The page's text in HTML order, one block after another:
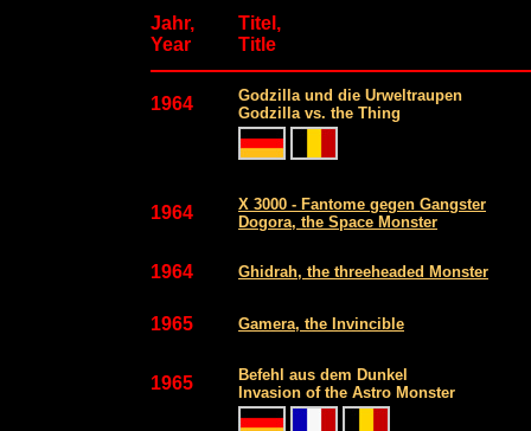
Jahr,
Year
Titel,
Title
1964
Godzilla und die Urweltraupen
Godzilla vs. the Thing
1964
X 3000 - Fantome gegen Gangster
Dogora, the Space Monster
1964 Ghidrah, the threeheaded Monster
1965 Gamera, the Invincible
1965
Befehl aus dem Dunkel
Invasion of the Astro Monster